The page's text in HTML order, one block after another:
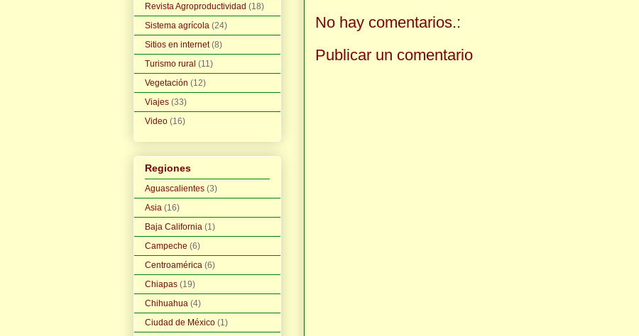
No hay comentarios.:
Publicar un comentario
Revista Agroproductividad (18)
Sistema agrícola (24)
Sitios en internet (8)
Turismo rural (11)
Vegetación (12)
Viajes (33)
Video (16)
Regiones
Aguascalientes (3)
Asia (16)
Baja California (1)
Campeche (6)
Centroamérica (6)
Chiapas (19)
Chihuahua (4)
Ciudad de México (1)